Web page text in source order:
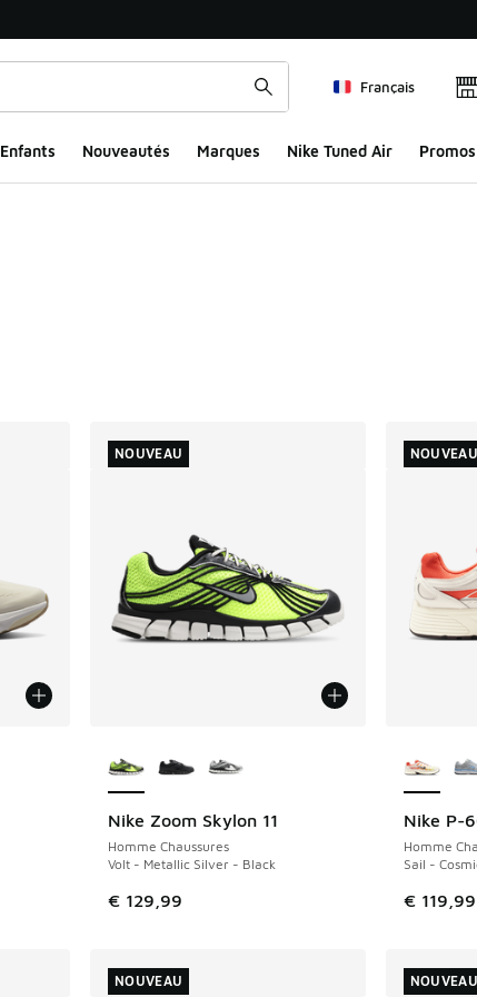
Français
Enfants Nouveautés Marques Nike Tuned Air Promos
Nike Zoom Skylon 11
Homme Chaussures
Volt - Metallic Silver - Black
€ 129,99
NOUVEAU
NOUVEAU
Nike P-
Homme
Sail -
€ 119,99
NOUVEAU
NOUVEAU
NOUVEAU NOUVEAU